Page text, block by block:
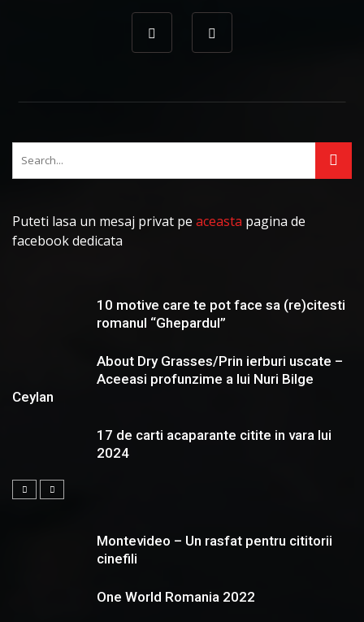
Puteti lasa un mesaj privat pe aceasta pagina de
facebook dedicata
10 motive care te pot face sa (re)citesti
romanul “Ghepardul”
About Dry Grasses/Prin ierburi uscate –
Aceeasi profunzime a lui Nuri Bilge
Ceylan
17 de carti acaparante citite in vara lui
2024
Montevideo – Un rasfat pentru cititorii
cinefili
One World Romania 2022